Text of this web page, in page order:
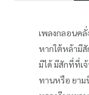
เพลงกลอนคลั่
หากใต้หล้ามีสั
มิได้ มีสักที่ที่เ
ทานหรือ ยา